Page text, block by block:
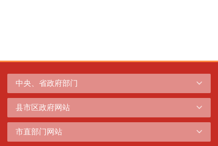
中央、省政府部门
县市区政府网站
市直部门网站